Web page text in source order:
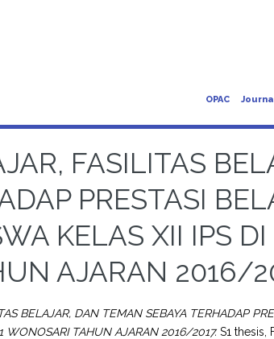
OPAC
FASILITAS
PRESTASI
KELAS XII IPS
AJARAN 2016/
BELAJAR, DAN TEMAN SEBAYA TERHADAP
WONOSARI TAHUN AJARAN 2016/2017. S1 thesis,